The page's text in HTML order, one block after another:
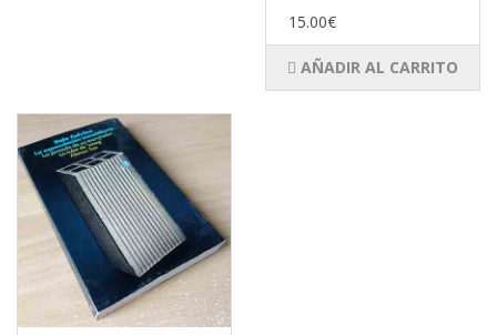
15.00€
AÑADIR AL CARRITO